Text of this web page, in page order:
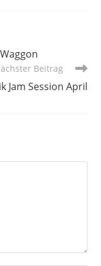
Beitrag
Jam Session April